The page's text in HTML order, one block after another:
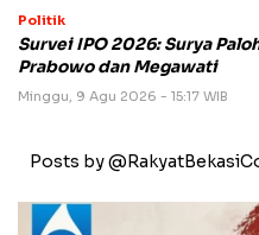
Politik
Survei IPO 2026: Surya
Prabowo dan Megawati
Minggu, 9 Agu 2026 - 15:17 WIB
Posts by